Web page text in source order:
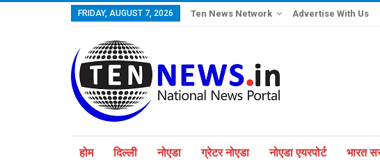
FRIDAY, AUGUST 7, 2026 Ten News Network Advertise With Us
होम दिल्ली नोएडा ग्रेटर नोएडा नोएडा एयरपोर्ट भारत